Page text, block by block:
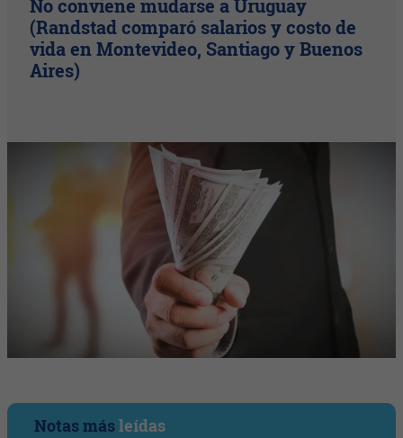
No conviene mudarse a Uruguay
(Randstad comparó salarios y costo de
vida en Montevideo, Santiago y Buenos
Aires)
Notas másleídas